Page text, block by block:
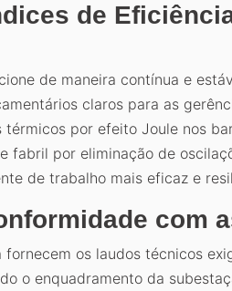
de
de maneira contínua e
claros para as
térmicos por efeito Joule nos
fabril por eliminação de
de trabalho mais eficaz e
com
os laudos técnicos
o enquadramento da